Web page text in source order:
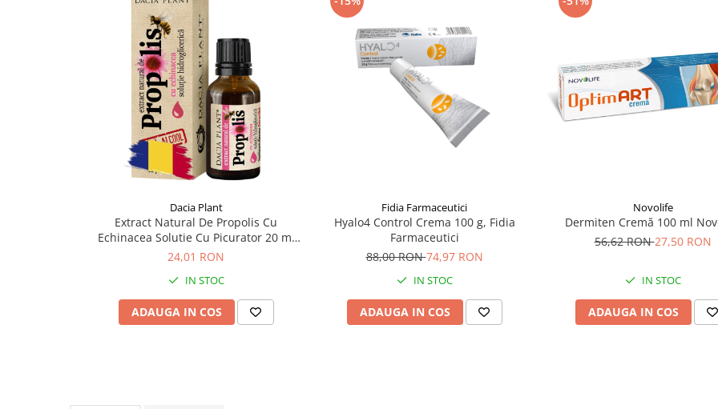
Tincturi si Gemoderivate
Dacia Plant
Extract Natural De Propolis Cu
Echinacea Solutie Cu Picurator 20 ml
Dacia Plant
24,01 RON
IN STOC
ADAUGA IN COS
Fidia Farmaceutici
Hyalo4 Control Crema 100 g, Fidia
Farmaceutici
88,00 RON74,97 RON
IN STOC
ADAUGA IN COS
Novolife
Dermiten Cremă 100 ml
56,62 RON27,50 RON
IN STOC
ADAUGA IN COS